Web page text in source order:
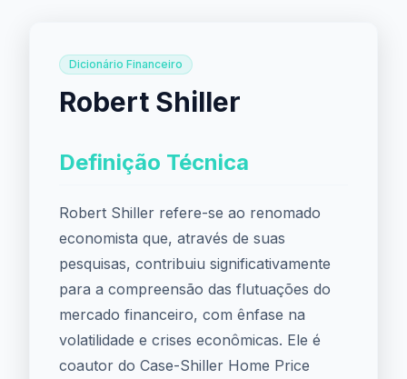
Dicionário Financeiro
Robert Shiller
Definição Técnica
Robert Shiller refere-se ao renomado
economista que, através de suas
pesquisas, contribuiu significativamente
para a compreensão das flutuações do
mercado financeiro, com ênfase na
volatilidade e crises econômicas. Ele é
coautor do Case-Shiller Home Price